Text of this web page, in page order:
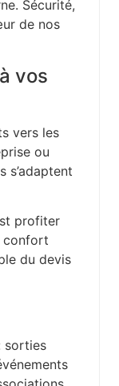
Sécurité,
de nos
vos
vers les
ou
s’adaptent
profiter
confort
du devis
sorties